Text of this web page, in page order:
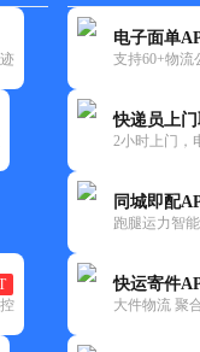
电子面单
支持60+物流
快递员上
2小时上门，
同城即配
跑腿运力智
快运寄件
大件物流 聚
快递时效
司下港黄前